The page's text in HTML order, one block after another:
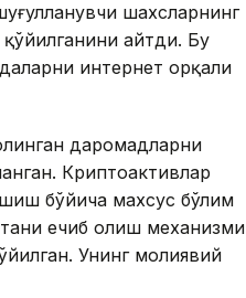
шахсларнинг
айтди. Бу
интернет орқали
даромадларни
Криптоактивлар
бўйича махсус бўлим
ечиб олиш механизми
Унинг молиявий